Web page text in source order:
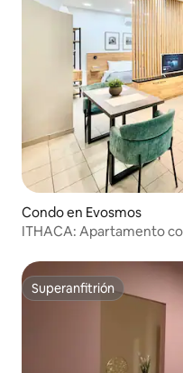
Condo en Evosmos
ITHACA: Apartamento
Superanfitrión
Superanfitrión